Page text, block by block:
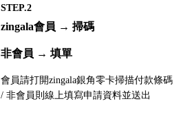
STEP.2
zingala會員 → 掃碼
非會員 → 填單
會員請打開zingala銀角零卡掃描付款條碼
/ 非會員則線上填寫申請資料並送出